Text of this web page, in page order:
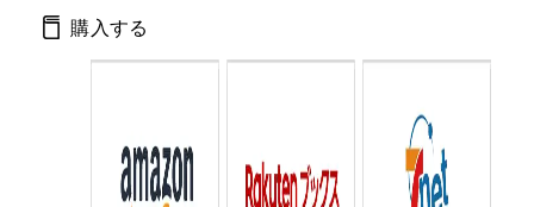
ページ数：
判型： 文庫判
購入する